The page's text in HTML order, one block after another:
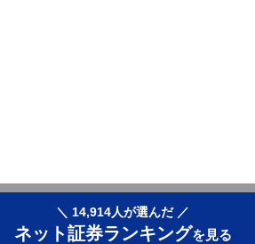
＼ 14,914人が選んだ ／
ネット証券ランキングを見る